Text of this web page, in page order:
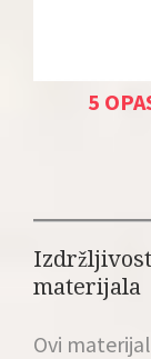
5
materijala
Ovi